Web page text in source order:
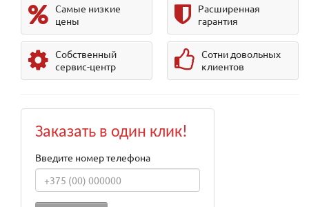
Самые низкие
цены
Расширенная
гарантия
Собственный
сервис-центр
Сотни довольных
клиентов
Заказать в один клик!
Введите номер телефона